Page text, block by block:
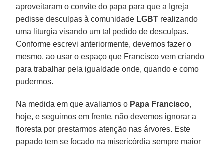
aproveitaram o convite do papa para que a Igreja
pedisse desculpas à comunidade LGBT realizando
uma liturgia visando um tal pedido de desculpas.
Conforme escrevi anteriormente, devemos fazer o
mesmo, ao usar o espaço que Francisco vem criando
para trabalhar pela igualdade onde, quando e como
pudermos.
Na medida em que avaliamos o Papa Francisco,
hoje, e seguimos em frente, não devemos ignorar a
floresta por prestarmos atenção nas árvores. Este
papado tem se focado na misericórdia sempre maior